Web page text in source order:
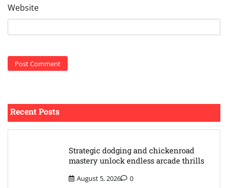
Website
Recent Posts
Strategic dodging and chickenroad
mastery unlock endless arcade thrills
August 5, 2026 0